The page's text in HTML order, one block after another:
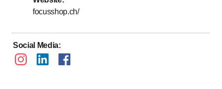
Telefonische Erreichbarkeit siehe Öffnungszeiten (
focusshop.ch/
Social Media: